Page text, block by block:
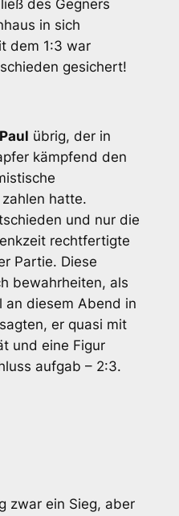
des Gegners
in sich
dem 1:3 war
gesichert!
Paul übrig, der in
kämpfend den
hatte.
und nur die
rechtfertigte
Partie. Diese
bewahrheiten, als
an diesem Abend in
er quasi mit
und eine Figur
aufgab – 2:3.
zwar ein Sieg, aber